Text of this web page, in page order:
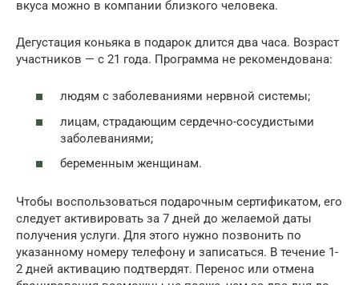
вкуса можно в компании близкого человека.
Дегустация коньяка в подарок длится два часа. Возраст
участников — с 21 года. Программа не рекомендована:
людям с заболеваниями нервной системы;
лицам, страдающим сердечно-сосудистыми
заболеваниями;
беременным женщинам.
Чтобы воспользоваться подарочным сертификатом, его
следует активировать за 7 дней до желаемой даты
получения услуги. Для этого нужно позвонить по
указанному номеру телефону и записаться. В течение 1-
2 дней активацию подтвердят. Перенос или отмена